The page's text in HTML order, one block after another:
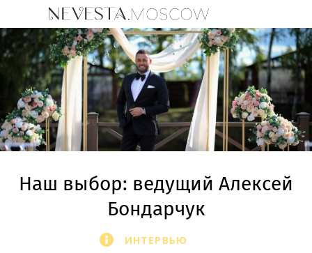
Наш выбор: ведущий Алексей
Бондарчук
ИНТЕРВЬЮ